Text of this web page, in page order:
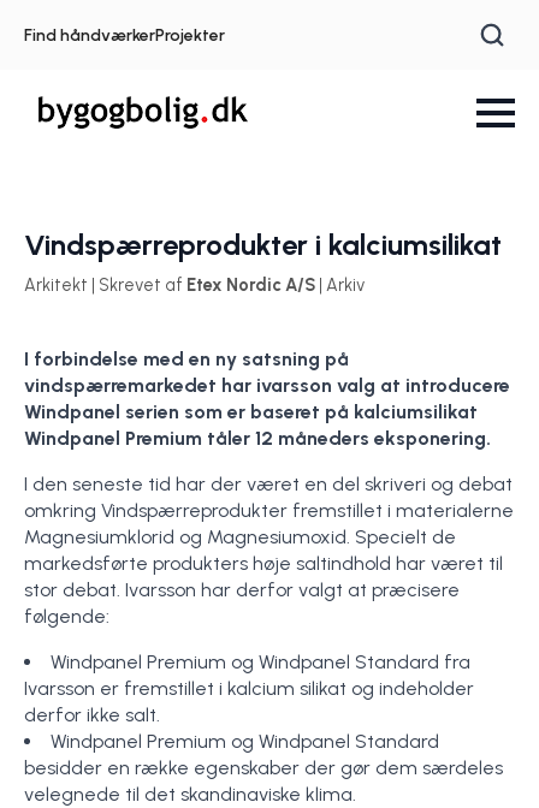
Find håndværkerProjekter
Vindspærreprodukter i kalciumsilikat
Arkitekt | Skrevet af Etex Nordic A/S | Arkiv
I forbindelse med en ny satsning på
vindspærremarkedet har ivarsson valg at introducere
Windpanel serien som er baseret på kalciumsilikat
Windpanel Premium tåler 12 måneders eksponering.
I den seneste tid har der været en del skriveri og debat
omkring Vindspærreprodukter fremstillet i materialerne
Magnesiumklorid og Magnesiumoxid. Specielt de
markedsførte produkters høje saltindhold har været til
stor debat. Ivarsson har derfor valgt at præcisere
følgende:
Windpanel Premium og Windpanel Standard fra
Ivarsson er fremstillet i kalcium silikat og indeholder
derfor ikke salt.
Windpanel Premium og Windpanel Standard
besidder en række egenskaber der gør dem særdeles
velegnede til det skandinaviske klima.